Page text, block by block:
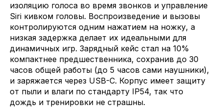
изоляцию голоса во время звонков и управление
Siri кивком головы. Воспроизведение и вызовы
контролируются одним нажатием на ножку, а
низкая задержка делает их идеальными для
динамичных игр. Зарядный кейс стал на 10%
компактнее предшественника, сохранив до 30
часов общей работы (до 5 часов сами наушники),
и заряжается через USB-C. Корпус имеет защиту
от пыли и влаги по стандарту IP54, так что
дождь и тренировки не страшны.